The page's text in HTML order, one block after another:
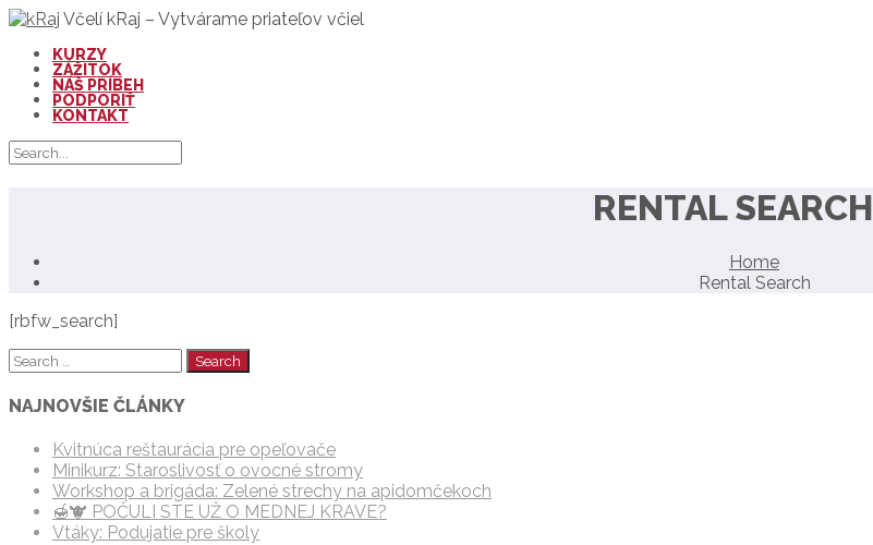
Včelí kRaj – Vytvárame priateľov včiel
KURZY
ZÁŽITOK
NÁŠ PRÍBEH
PODPORIŤ
KONTAKT
RENTAL SEARCH
Home
Rental Search
[rbfw_search]
NAJNOVŠIE ČLÁNKY
Kvitnúca reštaurácia pre opeľovače
Minikurz: Staroslivosť o ovocné stromy
Workshop a brigáda: Zelené strechy na apidomčekoch
🍯🐮 POČULI STE UŽ O MEDNEJ KRAVE?
Vtáky: Podujatie pre školy